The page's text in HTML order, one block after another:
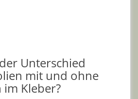
Unterschied
mit und ohne
Kleber?